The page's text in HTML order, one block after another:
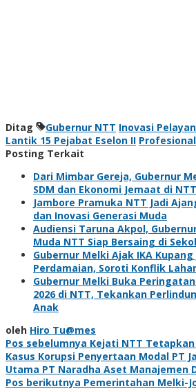
Ditag Gubernur NTT Inovasi
Lantik 15 Pejabat Eselon II
Posting Terkait
Dari Mimbar Gereja, Gubernur
SDM dan Ekonomi Jemaat di NTT
Jambore Pramuka NTT Jadi
dan Inovasi Generasi Muda
Audiensi Taruna Akpol,
Muda NTT Siap Bersaing di
Gubernur Melki Ajak IKA Kupang
Perdamaian, Soroti Konflik
Gubernur Melki Buka
2026 di NTT, Tekankan
Anak
oleh Hiro Tu@mes
Navigasi
pos
Pos sebelumnya Kejati NTT
Kasus Korupsi Penyertaan Modal PT
Utama PT Naradha Aset Manajemen
Pos berikutnya Pemerintahan Melki-